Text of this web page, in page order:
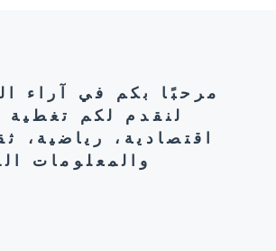
مرحبًا بكم في آراء
لنقدم لكم تغطية
اقتصادية، رياضية،
والمعلومات